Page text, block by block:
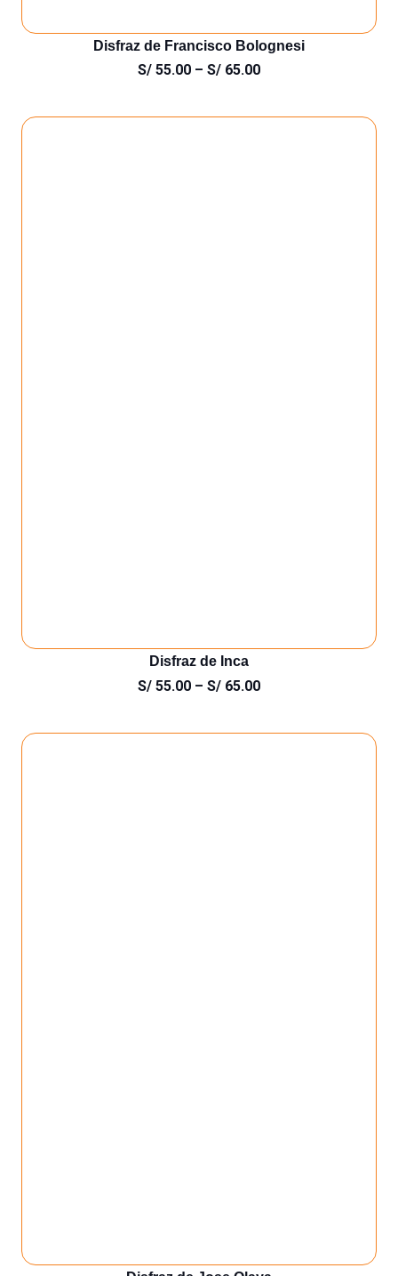
Disfraz de Francisco Bolognesi
S/ 55.00 – S/ 65.00
Disfraz de Inca
S/ 55.00 – S/ 65.00